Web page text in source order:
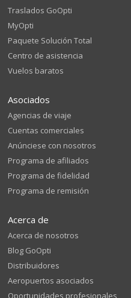
Traslados GoOpti
MyOpti
Paquete Solución Total
Centro de asistencia
Vuelos baratos
Asociados
Agencias de viaje
Cuentas comerciales
Anúnciese con nosotros
Programa de afiliados
Programa de fidelidad
Programa de remisión
Acerca de
Acerca de nosotros
Blog GoOpti
Distribuidores
Aeropuertos asociados
Oportunidades profesionales